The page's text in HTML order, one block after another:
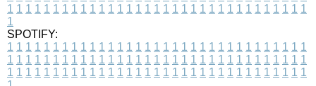
1 1 1 1 1 1 1 1 1 1 1 1 1 1 1 1 1 1 1 1 1 1 1 1 1 1 1 1 1 1 1 1 1
1
SPOTIFY:
1 1 1 1 1 1 1 1 1 1 1 1 1 1 1 1 1 1 1 1 1 1 1 1 1 1 1 1 1 1 1 1 1
1 1 1 1 1 1 1 1 1 1 1 1 1 1 1 1 1 1 1 1 1 1 1 1 1 1 1 1 1 1 1 1 1
1 1 1 1 1 1 1 1 1 1 1 1 1 1 1 1 1 1 1 1 1 1 1 1 1 1 1 1 1 1 1 1 1